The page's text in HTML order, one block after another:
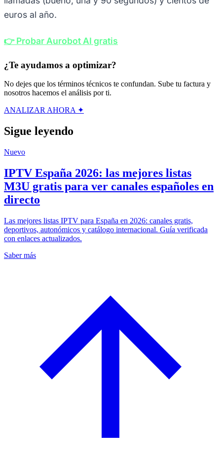
euros al año.
👉 Probar Aurobot AI gratis
¿Te ayudamos a optimizar?
No dejes que los términos técnicos te confundan. Sube tu factura y
nosotros hacemos el análisis por ti.
ANALIZAR AHORA ✦
Sigue leyendo
Nuevo
IPTV España 2026: las mejores listas
M3U gratis para ver canales españoles en
directo
Las mejores listas IPTV para España en 2026: canales gratis,
deportivos, autonómicos y catálogo internacional. Guía verificada
con enlaces actualizados.
Saber más